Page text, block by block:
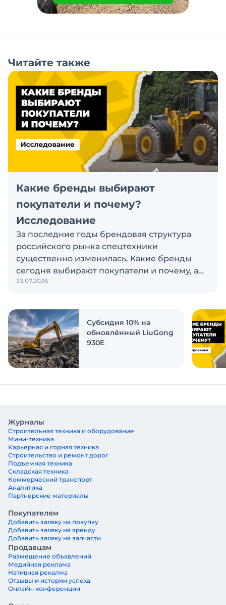
Читайте также
Какие бренды выбирают
покупатели и почему?
Исследование
За последние годы брендовая структура
российского рынка спецтехники
существенно изменилась. Какие бренды
сегодня выбирают покупатели и почему, а
также кого считают лидерами рынка?
ответить на эти вопросы
23.07.2026
Субсидия 10% на
обновлённый LiuGong
930E
Журналы
Строительная техника и оборудование
Мини-техника
Карьерная и горная техника
Строительство и ремонт дорог
Подъемная техника
Складская техника
Коммерческий транспорт
Аналитика
Партнерские материалы
Покупателям
Добавить заявку на покупку
Добавить заявку на аренду
Добавить заявку на запчасти
Продавцам
Размещение объявлений
Медийная реклама
Нативная рекалма
Отзывы и истории успеха
Онлайн-конференции